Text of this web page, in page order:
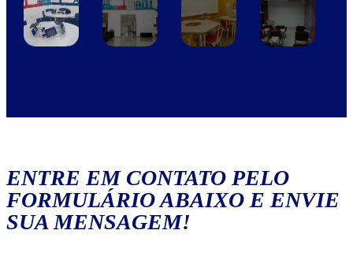
ENTRE EM CONTATO PELO
FORMULÁRIO ABAIXO E ENVIE
SUA MENSAGEM!